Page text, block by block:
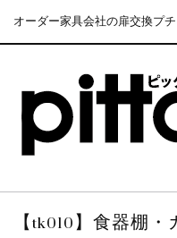
オーダー家具会社の扉交換プ
【tk010】食器棚